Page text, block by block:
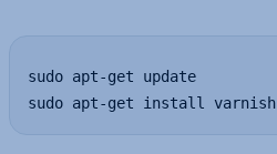
sudo apt-get update
sudo apt-get install varnish